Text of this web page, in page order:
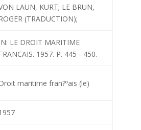
LAUN, KURT; LE BRUN,
(TRADUCTION);
LE DROIT MARITIME
1957. P. 445 - 450.
maritime fran?ºais (le)